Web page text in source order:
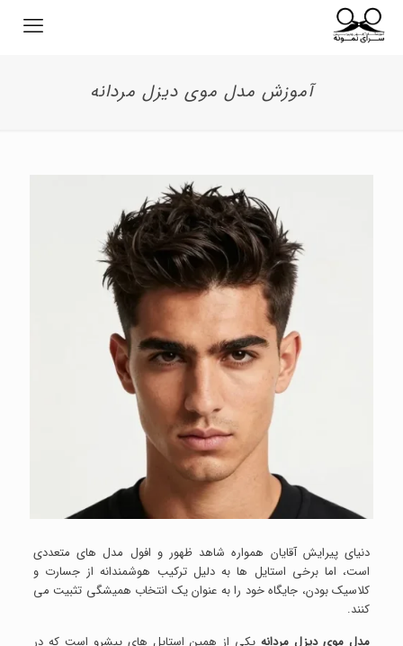
آموزش مدل موی دیزل مردانه
دنیای پیرایش آقایان همواره شاهد ظهور و افول مدل های متعددی
است، اما برخی استایل ها به دلیل ترکیب هوشمندانه از جسارت و
کلاسیک بودن، جایگاه خود را به عنوان یک انتخاب همیشگی تثبیت می
کنند.